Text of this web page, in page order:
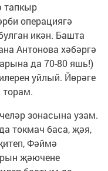
тапкыр
операциягә
икән. Башта
Антонова хәбәргә
да 70-80 яшь!)
уйлый. Йөрәге
торам.
зонасына узам.
токмач баса, җәя,
Фәймә
җәючене